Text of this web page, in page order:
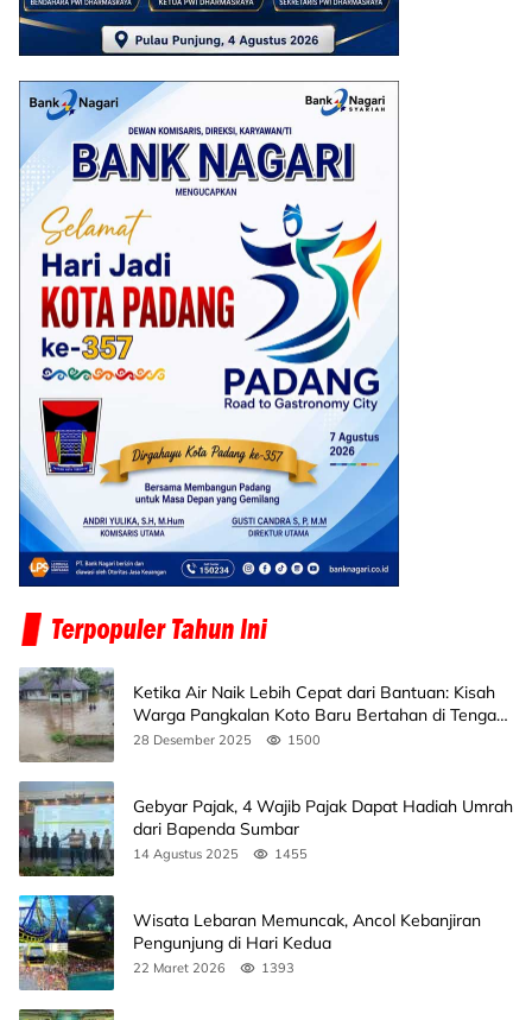
Ketika Air Naik Lebih Cepat dari Bantuan: Kisah
Warga Pangkalan Koto Baru Bertahan di Tengah
Banjir
28 Desember 2025 1500
Gebyar Pajak, 4 Wajib Pajak Dapat Hadiah Umrah
dari Bapenda Sumbar
14 Agustus 2025 1455
Wisata Lebaran Memuncak, Ancol Kebanjiran
Pengunjung di Hari Kedua
22 Maret 2026 1393